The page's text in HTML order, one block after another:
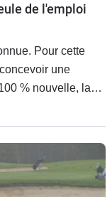
de l'emploi
Pour cette
une
% nouvelle, la
de l’emploi.